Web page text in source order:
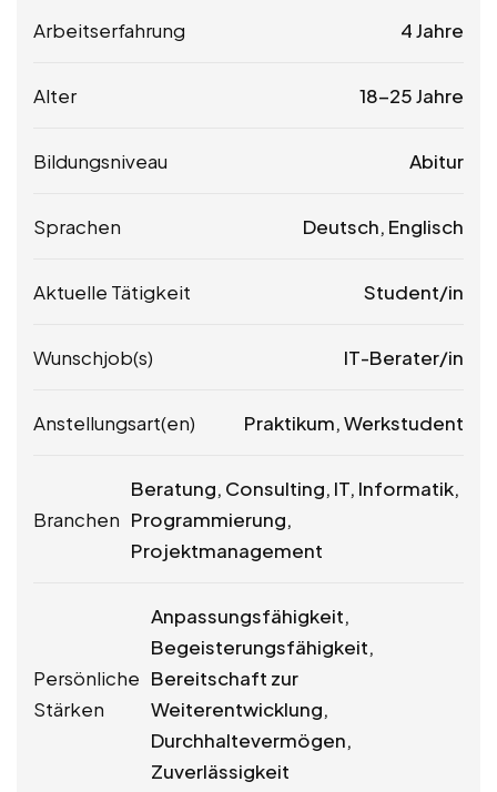
Arbeitserfahrung 4 Jahre
Alter 18-25 Jahre
Bildungsniveau Abitur
Sprachen Deutsch, Englisch
Aktuelle Tätigkeit Student/in
Wunschjob(s) IT-Berater/in
Anstellungsart(en) Praktikum, Werkstudent
Branchen
Beratung, Consulting, IT, Informatik,
Programmierung,
Projektmanagement
Persönliche
Stärken
Anpassungsfähigkeit,
Begeisterungsfähigkeit,
Bereitschaft zur
Weiterentwicklung,
Durchhaltevermögen,
Zuverlässigkeit